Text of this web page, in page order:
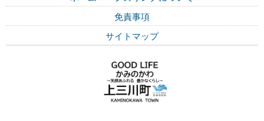
免責事項
サイトマップ